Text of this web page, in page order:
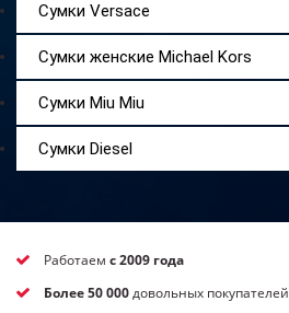
Сумки Versace
Сумки женские Michael Kors
Сумки Miu Miu
Сумки Diesel
Работаем с 2009 года
Более 50 000довольных покупателей